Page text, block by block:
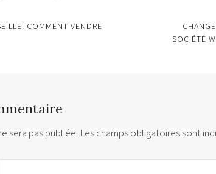
COMMENT VENDRE
SOCIÉTÉ
sera pas publiée. Les champs obligatoires sont